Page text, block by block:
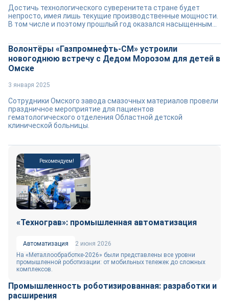
Достичь технологического суверенитета стране будет
непросто, имея лишь текущие производственные мощности.
В том числе и поэтому прошлый год оказался насыщенным...
Волонтёры «Газпромнефть-СМ» устроили
новогоднюю встречу с Дедом Морозом для детей в
Омске
3 января 2025
Сотрудники Омского завода смазочных материалов провели
праздничное мероприятие для пациентов
гематологического отделения Областной детской
клинической больницы.
«Технограв»: промышленная автоматизация
Автоматизация
2 июня 2026
На «Металлообработке-2026» были представлены все уровни
промышленной роботизации: от мобильных тележек до сложных
комплексов.
Промышленность роботизированная: разработки и
расширения